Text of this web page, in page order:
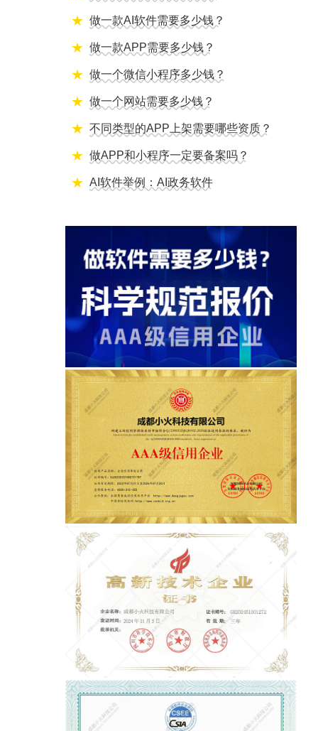
做一款AI软件需要多少钱？
做一款APP需要多少钱？
做一个微信小程序多少钱？
做一个网站需要多少钱？
不同类型的APP上架需要哪些资质？
做APP和小程序一定要备案吗？
AI软件举例：AI政务软件